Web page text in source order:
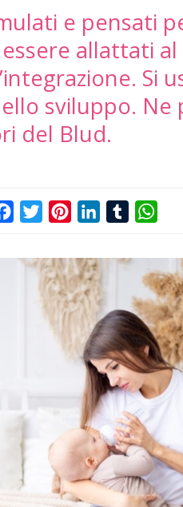
e pensati
allattati
Si
sviluppo. Ne
del Blud.
FacebookTwitterPinterestLinkedInTumblr